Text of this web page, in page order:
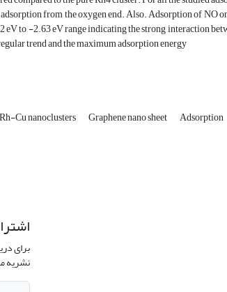
from the oxygen end. Also. Adsorption of NO
eV to -2.63 eV range indicating the strong interaction
trend and the maximum adsorption energy
Rh-Cu nanoclusters Graphene nano sheet Adsorption
برای
نشریه